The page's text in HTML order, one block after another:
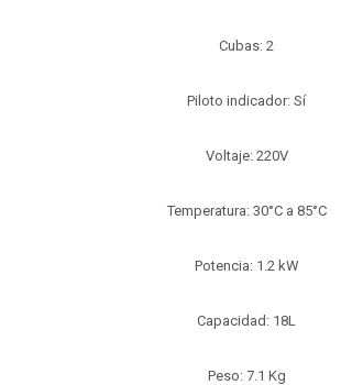
Cubas: 2
Piloto indicador: Sí
Voltaje: 220V
Temperatura: 30°C a 85°C
Potencia: 1.2 kW
Capacidad: 18L
Peso: 7.1 Kg